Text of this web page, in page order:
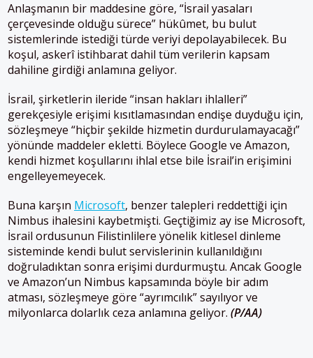
Anlaşmanın bir maddesine göre, “İsrail yasaları
çerçevesinde olduğu sürece” hükûmet, bu bulut
sistemlerinde istediği türde veriyi depolayabilecek. Bu
koşul, askerî istihbarat dahil tüm verilerin kapsam
dahiline girdiği anlamına geliyor.
İsrail, şirketlerin ileride “insan hakları ihlalleri”
gerekçesiyle erişimi kısıtlamasından endişe duyduğu için,
sözleşmeye “hiçbir şekilde hizmetin durdurulamayacağı”
yönünde maddeler ekletti. Böylece Google ve Amazon,
kendi hizmet koşullarını ihlal etse bile İsrail’in erişimini
engelleyemeyecek.
Buna karşın Microsoft, benzer talepleri reddettiği için
Nimbus ihalesini kaybetmişti. Geçtiğimiz ay ise Microsoft,
İsrail ordusunun Filistinlilere yönelik kitlesel dinleme
sisteminde kendi bulut servislerinin kullanıldığını
doğruladıktan sonra erişimi durdurmuştu. Ancak Google
ve Amazon’un Nimbus kapsamında böyle bir adım
atması, sözleşmeye göre “ayrımcılık” sayılıyor ve
milyonlarca dolarlık ceza anlamına geliyor. (P/AA)